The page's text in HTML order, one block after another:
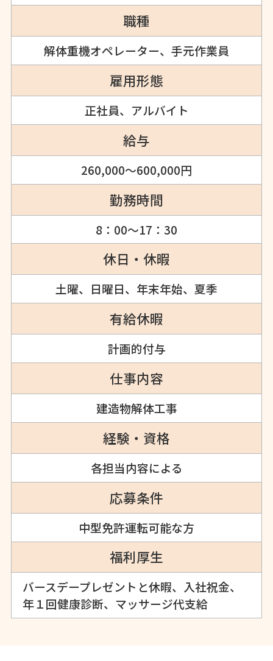
職種
解体重機オペレーター、手元作業員
雇用形態
正社員、アルバイト
給与
260,000～600,000円
勤務時間
8：00～17：30
休日・休暇
土曜、日曜日、年末年始、夏季
有給休暇
計画的付与
仕事内容
建造物解体工事
経験・資格
各担当内容による
応募条件
中型免許運転可能な方
福利厚生
バースデープレゼントと休暇、入社祝金、
年１回健康診断、マッサージ代支給